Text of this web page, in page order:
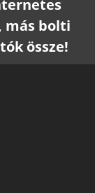
más bolti
össze!